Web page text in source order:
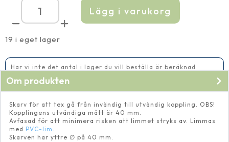
19 i eget lager
Skarv
utvändig
mm
mängd
Lägg i varukorg
Har vi inte det antal i lager du vill beställa är beräknad
Om produkten
Skarv för att tex gå från invändig till utvändig koppling. OBS!
Kopplingens utvändiga mått är 40 mm.
Avfasad för att minimera risken att limmet stryks av. Limmas
med PVC-lim .
Skarven har yttre ∅ på 40 mm.